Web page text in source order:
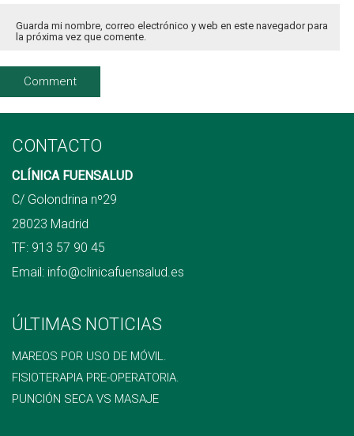
Guarda mi nombre, correo electrónico y web en este navegador para
la próxima vez que comente.
CONTACTO
CLÍNICA FUENSALUD
C/ Golondrina nº29
28023 Madrid
TF: 913 57 90 45
Email: info@clinicafuensalud.es
ÚLTIMAS NOTICIAS
MAREOS POR USO DE MÓVIL.
FISIOTERAPIA PRE-OPERATORIA.
PUNCIÓN SECA VS MASAJE